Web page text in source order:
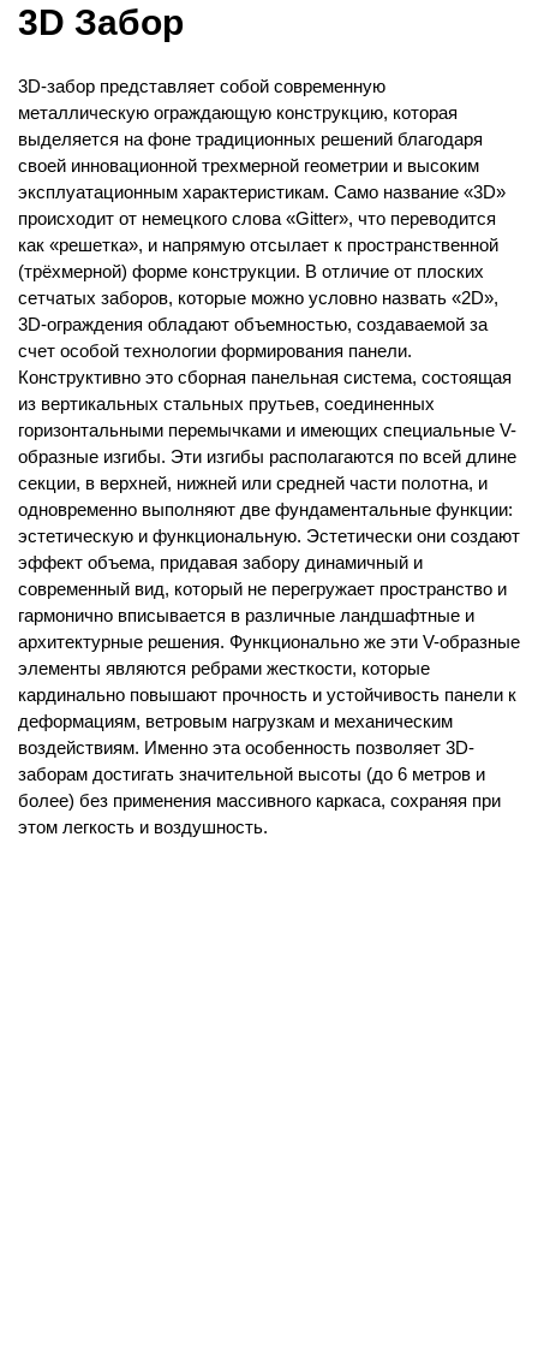
3D Забор
3D-забор представляет собой современную
металлическую ограждающую конструкцию, которая
выделяется на фоне традиционных решений благодаря
своей инновационной трехмерной геометрии и высоким
эксплуатационным характеристикам. Само название «3D»
происходит от немецкого слова «Gitter», что переводится
как «решетка», и напрямую отсылает к пространственной
(трёхмерной) форме конструкции. В отличие от плоских
сетчатых заборов, которые можно условно назвать «2D»,
3D-ограждения обладают объемностью, создаваемой за
счет особой технологии формирования панели.
Конструктивно это сборная панельная система, состоящая
из вертикальных стальных прутьев, соединенных
горизонтальными перемычками и имеющих специальные V-
образные изгибы. Эти изгибы располагаются по всей длине
секции, в верхней, нижней или средней части полотна, и
одновременно выполняют две фундаментальные функции:
эстетическую и функциональную. Эстетически они создают
эффект объема, придавая забору динамичный и
современный вид, который не перегружает пространство и
гармонично вписывается в различные ландшафтные и
архитектурные решения. Функционально же эти V-образные
элементы являются ребрами жесткости, которые
кардинально повышают прочность и устойчивость панели к
деформациям, ветровым нагрузкам и механическим
воздействиям. Именно эта особенность позволяет 3D-
заборам достигать значительной высоты (до 6 метров и
более) без применения массивного каркаса, сохраняя при
этом легкость и воздушность.